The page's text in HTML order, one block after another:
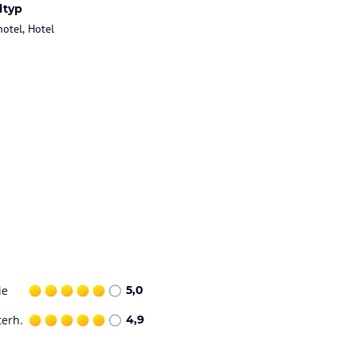
Hotel
5,0
4,9